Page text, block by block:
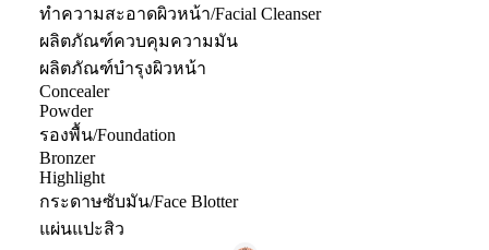
ทำความสะอาดผิวหน้า/Facial Cleanser
ผลิตภัณฑ์ควบคุมความมัน
ผลิตภัณฑ์บำรุงผิวหน้า
Concealer
Powder
รองพื้น/Foundation
Bronzer
Highlight
กระดาษซับมัน/Face Blotter
แผ่นแปะสิว